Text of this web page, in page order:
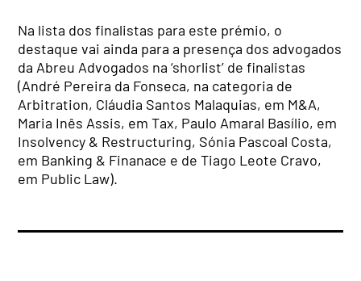
Na lista dos finalistas para este prémio, o
destaque vai ainda para a presença dos advogados
da Abreu Advogados na ‘shorlist’ de finalistas
(André Pereira da Fonseca, na categoria de
Arbitration, Cláudia Santos Malaquias, em M&A,
Maria Inês Assis, em Tax, Paulo Amaral Basílio, em
Insolvency & Restructuring, Sónia Pascoal Costa,
em Banking & Finanace e de Tiago Leote Cravo,
em Public Law).